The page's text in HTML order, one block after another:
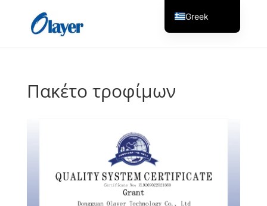
Πακέτο τροφίμων
Greek
English
French